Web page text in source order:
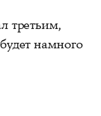
третьим,
намного